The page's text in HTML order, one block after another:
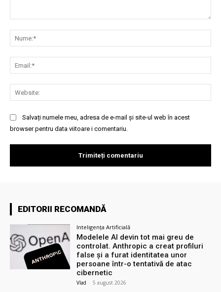
Salvați numele meu, adresa de e-mail și site-ul web în acest
browser pentru data viitoare i comentariu.
EDITORII RECOMANDĂ
Inteligența Artificială
Modelele AI devin tot mai greu de
controlat. Anthropic a creat profiluri
false și a furat identitatea unor
persoane într-o tentativă de atac
cibernetic
Vlad - 5 august 2026